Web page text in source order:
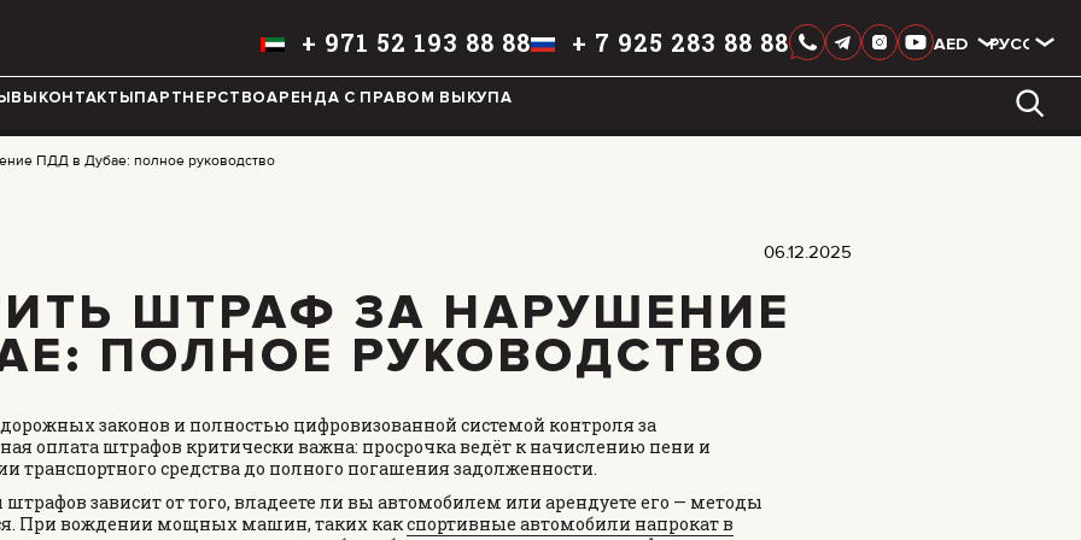
РУССКИЙ AED
+ 971 52 193 88 88 + 7 925 283 88 88 AED РУССКИЙ
КОНТАКТЫПАРТНЕРСТВОАРЕНДА С ПРАВОМ ВЫКУПА
CADILLAC
AUDI
FORD
TESLA
LINCOLN
HUMMER
LEXUS
DODGE
LAND ROVER
NISSAN
ПДД в Дубае: полное руководство
06.12.2025
ШТРАФ ЗА НАРУШЕНИЕ
ПОЛНОЕ РУКОВОДСТВО
законов и полностью цифровизованной системой контроля за
оплата штрафов критически важна: просрочка ведёт к начислению пени и
транспортного средства до полного погашения задолженности.
зависит от того, владеете ли вы автомобилем или арендуете его — методы
При вождении мощных машин, таких какспортивные автомобили напрокат в